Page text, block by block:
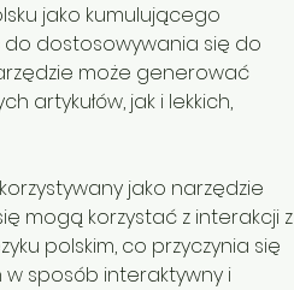
jako kumulującego
dostosowywania się do
może generować
artykułów, jak i lekkich,
jako narzędzie
mogą korzystać z interakcji z
polskim, co przyczynia się
sposób interaktywny i